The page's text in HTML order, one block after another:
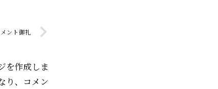
ント御礼
を作成しま
り、コメン